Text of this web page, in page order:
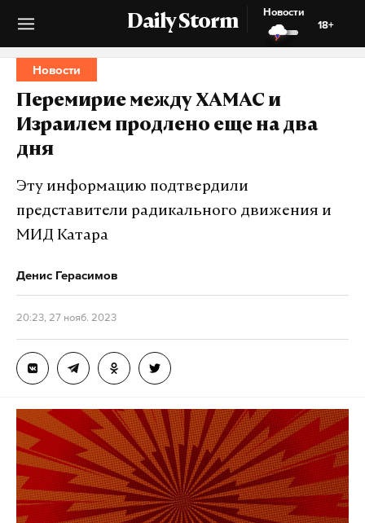
Daily Storm
Новости
18+
Новости
Перемирие между ХАМАС и
Израилем продлено еще на два
дня
Эту информацию подтвердили
представители радикального движения и
МИД Катара
Денис Герасимов
20:23, 27 нояб. 2023